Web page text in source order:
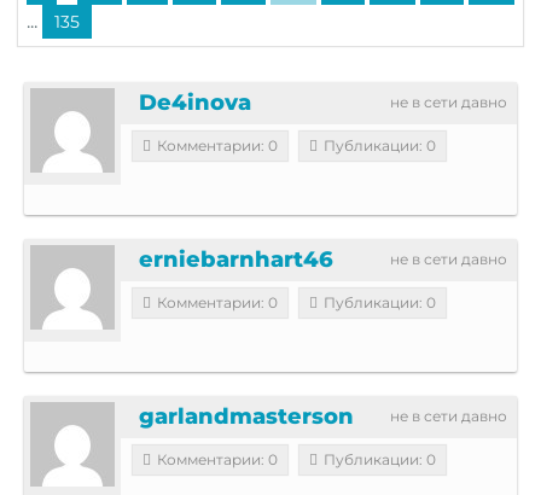
... 135
не в сети давно
De4inova
Комментарии: 0 Публикации: 0
не в сети давно
erniebarnhart46
Комментарии: 0 Публикации: 0
не в сети давно
garlandmasterson
Комментарии: 0 Публикации: 0